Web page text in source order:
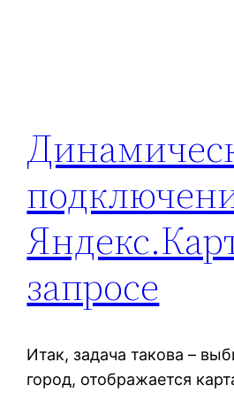
запросе
Итак, задача такова –
город, отображается